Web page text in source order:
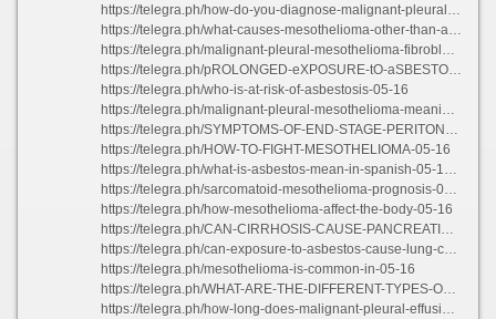
https://telegra.ph/how-do-you-diagnose-malignant-pleural-effusion-05-16-2
https://telegra.ph/what-causes-mesothelioma-other-than-asbestos-05-16-3
https://telegra.ph/malignant-pleural-mesothelioma-fibroblast-activation-protein-05-16-2
https://telegra.ph/pROLONGED-eXPOSURE-tO-aSBESTOS-cAN-cAUSE-lUNG-cANCER-aSBESTOSIS-aND-qUIZLET-05-16-3
https://telegra.ph/who-is-at-risk-of-asbestosis-05-16
https://telegra.ph/malignant-pleural-mesothelioma-meaning-05-15
https://telegra.ph/SYMPTOMS-OF-END-STAGE-PERITONEAL-CANCER-05-16
https://telegra.ph/HOW-TO-FIGHT-MESOTHELIOMA-05-16
https://telegra.ph/what-is-asbestos-mean-in-spanish-05-16-2
https://telegra.ph/sarcomatoid-mesothelioma-prognosis-05-16-2
https://telegra.ph/how-mesothelioma-affect-the-body-05-16
https://telegra.ph/CAN-CIRRHOSIS-CAUSE-PANCREATIC-CANCER-05-15
https://telegra.ph/can-exposure-to-asbestos-cause-lung-cancer-05-16-2
https://telegra.ph/mesothelioma-is-common-in-05-16
https://telegra.ph/WHAT-ARE-THE-DIFFERENT-TYPES-OF-MESOTHELIOMA-05-16
https://telegra.ph/how-long-does-malignant-pleural-effusion-last-05-15